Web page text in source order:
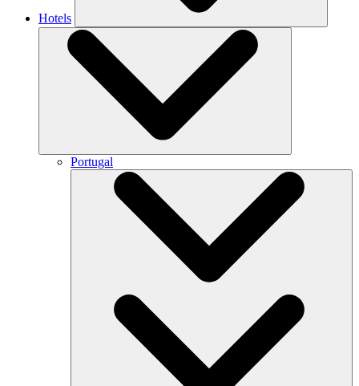
Hotels
Portugal